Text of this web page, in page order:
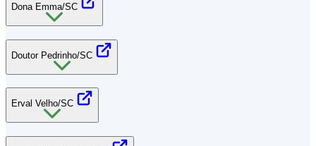
Dona Emma/SC
Doutor Pedrinho/SC
Erval Velho/SC